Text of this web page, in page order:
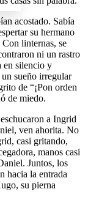
acostado. Sabía
su hermano
linternas, se
ni un rastro
en silencio y
sueño irregular
de “¡Pon orden
de miedo.
a Ingrid
ven ahorita. No
casi gritando,
manos casi
Juntos, los
hacia la entrada
su pierna